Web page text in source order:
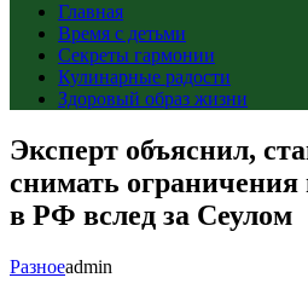
Главная
Время с детьми
Секреты гармонии
Кулинарные радости
Здоровый образ жизни
Эксперт объяснил,
снимать ограничения
в РФ вслед за Сеулом
Разноеadmin